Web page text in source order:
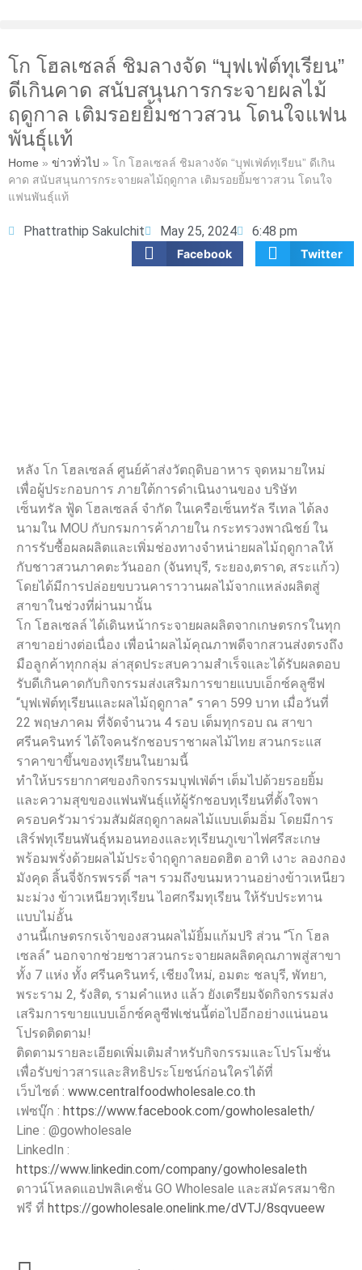
โก โฮลเซลล์ ชิมลางจัด “บุฟเฟ่ต์ทุเรียน”
ดีเกินคาด สนับสนุนการกระจายผลไม้
ฤดูกาล เติมรอยยิ้มชาวสวน โดนใจแฟน
พันธุ์แท้
Home » ข่าวทั่วไป » โก โฮลเซลล์ ชิมลางจัด “บุฟเฟ่ต์ทุเรียน” ดีเกิน
คาด สนับสนุนการกระจายผลไม้ฤดูกาล เติมรอยยิ้มชาวสวน โดนใจ
แฟนพันธุ์แท้
Phattrathip Sakulchit May 25, 2024 6:48 pm
Facebook Twitter
หลัง โก โฮลเซลล์ ศูนย์ค้าส่งวัตถุดิบอาหาร จุดหมายใหม่
เพื่อผู้ประกอบการ ภายใต้การดำเนินงานของ บริษัท
เซ็นทรัล ฟู้ด โฮลเซลล์ จำกัด ในเครือเซ็นทรัล รีเทล ได้ลง
นามใน MOU กับกรมการค้าภายใน กระทรวงพาณิชย์ ใน
การรับซื้อผลผลิตและเพิ่มช่องทางจำหน่ายผลไม้ฤดูกาลให้
กับชาวสวนภาคตะวันออก (จันทบุรี, ระยอง,ตราด, สระแก้ว)
โดยได้มีการปล่อยขบวนคาราวานผลไม้จากแหล่งผลิตสู่
สาขาในช่วงที่ผ่านมานั้น
โก โฮลเซลล์ ได้เดินหน้ากระจายผลผลิตจากเกษตรกรในทุก
สาขาอย่างต่อเนื่อง เพื่อนำผลไม้คุณภาพดีจากสวนส่งตรงถึง
มือลูกค้าทุกกลุ่ม ล่าสุดประสบความสำเร็จและได้รับผลตอบ
รับดีเกินคาดกับกิจกรรมส่งเสริมการขายแบบเอ็กซ์คลูซีฟ
“บุฟเฟ่ต์ทุเรียนและผลไม้ฤดูกาล” ราคา 599 บาท เมื่อวันที่
22 พฤษภาคม ที่จัดจำนวน 4 รอบ เต็มทุกรอบ ณ สาขา
ศรีนครินทร์ ได้ใจคนรักชอบราชาผลไม้ไทย สวนกระแส
ราคาขาขึ้นของทุเรียนในยามนี้
ทำให้บรรยากาศของกิจกรรมบุฟเฟ่ต์ฯ เต็มไปด้วยรอยยิ้ม
และความสุขของแฟนพันธุ์แท้ผู้รักชอบทุเรียนที่ตั้งใจพา
ครอบครัวมาร่วมสัมผัสฤดูกาลผลไม้แบบเต็มอิ่ม โดยมีการ
เสิร์ฟทุเรียนพันธุ์หมอนทองและทุเรียนภูเขาไฟศรีสะเกษ
พร้อมพรั่งด้วยผลไม้ประจำฤดูกาลยอดฮิต อาทิ เงาะ ลองกอง
มังคุด ลิ้นจี่จักรพรรดิ์ ฯลฯ รวมถึงขนมหวานอย่างข้าวเหนียว
มะม่วง ข้าวเหนียวทุเรียน ไอศกรีมทุเรียน ให้รับประทาน
แบบไม่อั้น
งานนี้เกษตรกรเจ้าของสวนผลไม้ยิ้มแก้มปริ ส่วน “โก โฮล
เซลล์” นอกจากช่วยชาวสวนกระจายผลผลิตคุณภาพสู่สาขา
ทั้ง 7 แห่ง ทั้ง ศรีนครินทร์, เชียงใหม่, อมตะ ชลบุรี, พัทยา,
พระราม 2, รังสิต, รามคำแหง แล้ว ยังเตรียมจัดกิจกรรมส่ง
เสริมการขายแบบเอ็กซ์คลูซีฟเช่นนี้ต่อไปอีกอย่างแน่นอน
โปรดติดตาม!
ติดตามรายละเอียดเพิ่มเติมสำหรับกิจกรรมและโปรโมชั่น
เพื่อรับข่าวสารและสิทธิประโยชน์ก่อนใครได้ที่
เว็บไซต์ : www.centralfoodwholesale.co.th
เฟซบุ๊ก : https://www.facebook.com/gowholesaleth/
Line : @gowholesale
LinkedIn :
https://www.linkedin.com/company/gowholesaleth
ดาวน์โหลดแอปพลิเคชั่น GO Wholesale และสมัครสมาชิก
ฟรี ที่ https://gowholesale.onelink.me/dVTJ/8sqvueew